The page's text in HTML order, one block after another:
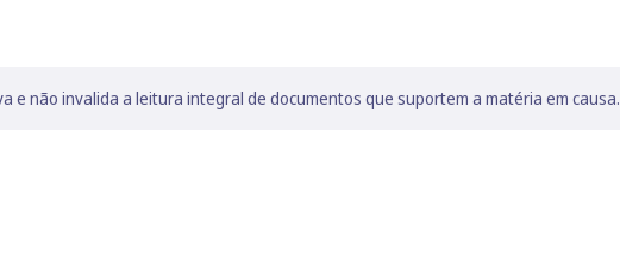
e não invalida a leitura integral de documentos que suportem a matéria em causa.